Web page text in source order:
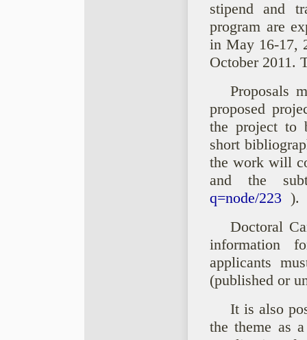
stipend and
program are
in May 16-17,
October 2011.
Proposals
proposed
the project to
short
the work will
and the
q=node/223 ).
Doctoral
information
applicants
(published or
It is also
the theme as